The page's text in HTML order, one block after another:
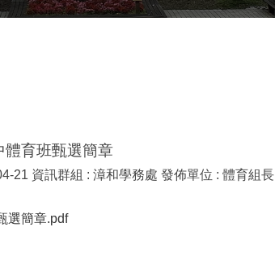
體育班甄選簡章
21 資訊群組 : 漳和學務處 發佈單位 : 體育組長
選簡章.pdf